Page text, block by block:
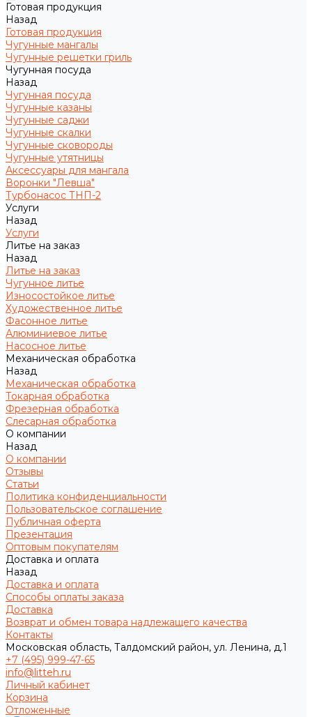
Готовая продукция
Назад
Готовая продукция
Чугунные мангалы
Чугунные решетки гриль
Чугунная посуда
Назад
Чугунная посуда
Чугунные казаны
Чугунные саджи
Чугунные скалки
Чугунные сковороды
Чугунные утятницы
Аксессуары для мангала
Воронки "Левша"
Турбонасос ТНП-2
Услуги
Назад
Услуги
Литье на заказ
Назад
Литье на заказ
Чугунное литье
Износостойкое литье
Художественное литье
Фасонное литье
Алюминиевое литье
Насосное литье
Механическая обработка
Назад
Механическая обработка
Токарная обработка
Фрезерная обработка
Слесарная обработка
О компании
Назад
О компании
Отзывы
Статьи
Политика конфиденциальности
Пользовательское соглашение
Публичная оферта
Презентация
Оптовым покупателям
Доставка и оплата
Назад
Доставка и оплата
Способы оплаты заказа
Доставка
Возврат и обмен товара надлежащего качества
Контакты
Московская область, Талдомский район, ул. Ленина, д.1
+7 (495) 999-47-65
info@litteh.ru
Личный кабинет
Корзина
Отложенные